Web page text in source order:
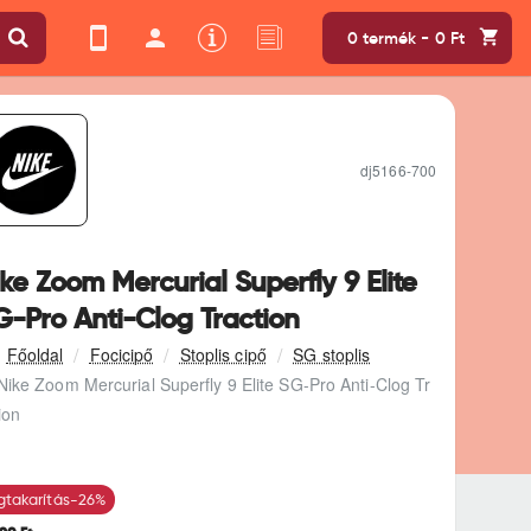
0 termék - 0 Ft
Focicipő Stoplis cipő
SG stoplis
Zoom Mercurial Superfly 9 Elite SG-Pro Anti-Clog Tr
Zoom Mercurial Superfly 9 Elite
Pro Anti-Clog Traction
dj5166-700
-26%